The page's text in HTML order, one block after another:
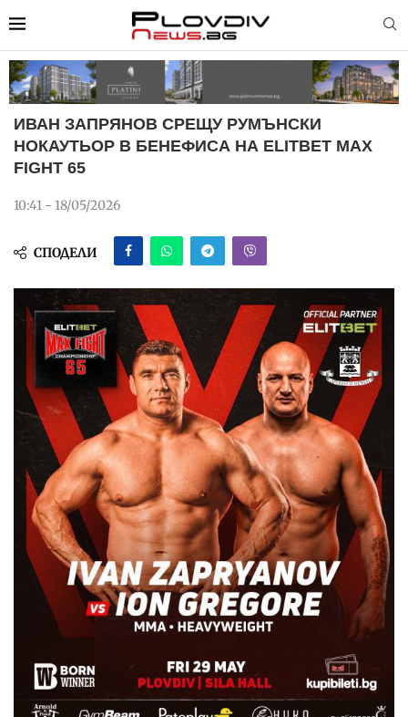
ИВАН ЗАПРЯНОВ СРЕЩУ РУМЪНСКИ
НОКАУТЬОР В БЕНЕФИСА НА ELITBET MAX
FIGHT 65
10:41 - 18/05/2026
СПОДЕЛИ